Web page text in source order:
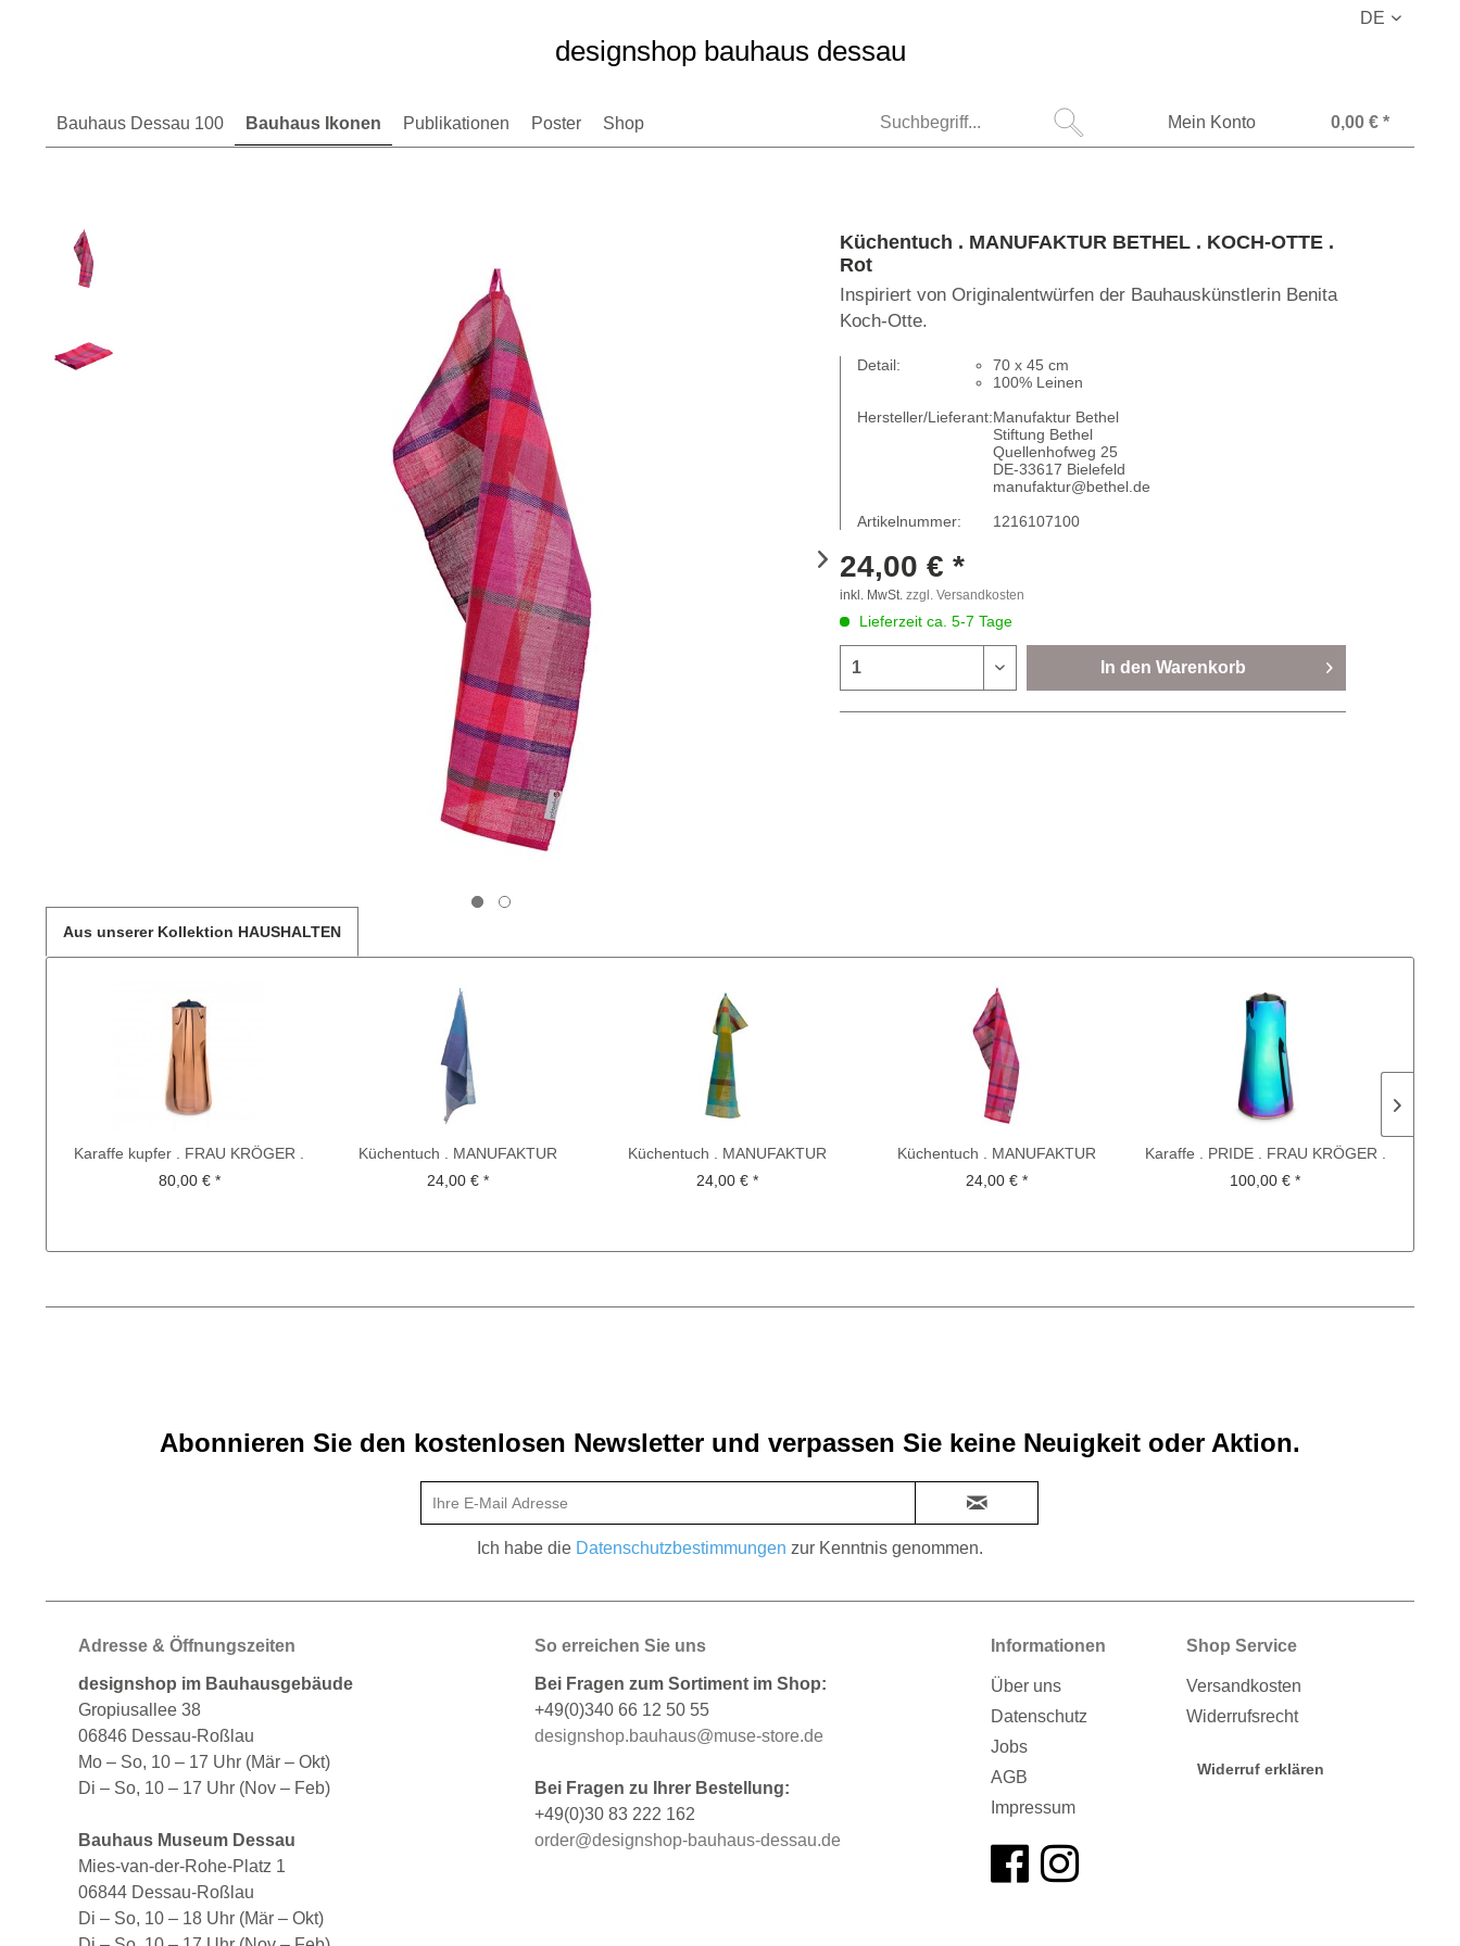
DE
designshop bauhaus dessau
Bauhaus Dessau 100 Bauhaus Ikonen Publikationen Poster Shop Mein Konto 0,00 € *
Küchentuch . MANUFAKTUR BETHEL . KOCH-OTTE .
Rot
Inspiriert von Originalentwürfen der Bauhauskünstlerin Benita
Koch-Otte.
Detail:
70 x 45 cm
100% Leinen
Hersteller/Lieferant:Manufaktur Bethel
Stiftung Bethel
Quellenhofweg 25
DE-33617 Bielefeld
manufaktur@bethel.de
Artikelnummer:
1216107100
24,00 € *
inkl. MwSt. zzgl. Versandkosten
Lieferzeit ca. 5-7 Tage
In den Warenkorb
Aus unserer Kollektion HAUSHALTEN
Karaffe kupfer . FRAU KRÖGER .
CHRISTIAN METZNER
80,00 € *
Küchentuch . MANUFAKTUR
BETHEL . KOCH-OTTE . Blau
24,00 € *
Küchentuch . MANUFAKTUR
BETHEL . KOCH-OTTE . Grün
24,00 € *
Küchentuch . MANUFAKTUR
BETHEL . KOCH-OTTE . Rot
24,00 € *
Karaffe . PRIDE . FRAU KRÖGER .
CHRISTIAN METZNER
100,00 € *
Abonnieren Sie den kostenlosen Newsletter und verpassen Sie keine Neuigkeit oder Aktion.
Ich habe die Datenschutzbestimmungen zur Kenntnis genommen.
Adresse & Öffnungszeiten
designshop im Bauhausgebäude
Gropiusallee 38
06846 Dessau-Roßlau
Mo – So, 10 – 17 Uhr (Mär – Okt)
Di – So, 10 – 17 Uhr (Nov – Feb)
Bauhaus Museum Dessau
Mies-van-der-Rohe-Platz 1
06844 Dessau-Roßlau
Di – So, 10 – 18 Uhr (Mär – Okt)
So erreichen Sie uns
Bei Fragen zum Sortiment im Shop:
+49(0)340 66 12 50 55
designshop.bauhaus@muse-store.de
Bei Fragen zu Ihrer Bestellung:
+49(0)30 83 222 162
order@designshop-bauhaus-dessau.de
Informationen
Über uns
Datenschutz
Jobs
AGB
Impressum
Shop Service
Versandkosten
Widerrufsrecht
Widerruf erklären